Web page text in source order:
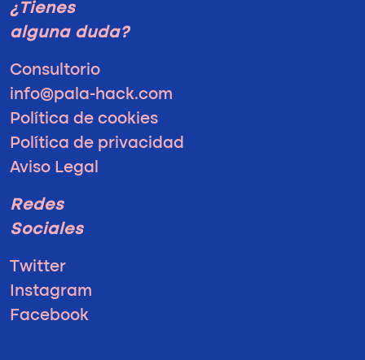
¿Tienes
alguna duda?
Consultorio
info@pala-hack.com
Política de cookies
Política de privacidad
Aviso Legal
Redes
Sociales
Twitter
Instagram
Facebook